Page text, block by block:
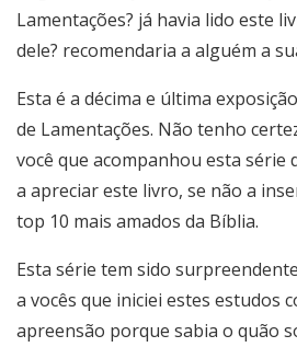
Lamentações? já havia lido este
dele? recomendaria a alguém a
Esta é a décima e última
de Lamentações. Não tenho
você que acompanhou esta série
a apreciar este livro, se não a
top 10 mais amados da Bíblia.
Esta série tem sido
a vocês que iniciei estes estudos
apreensão porque sabia o quão